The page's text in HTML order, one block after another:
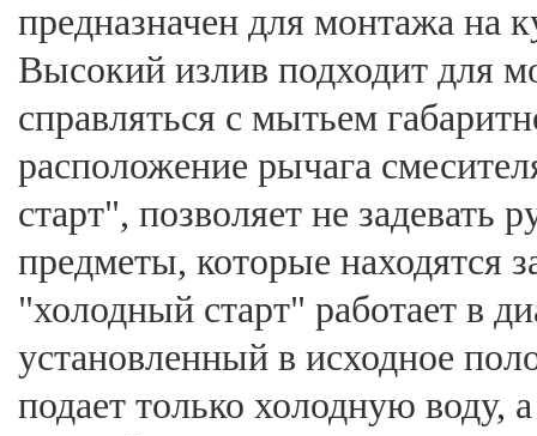
предназначен для монтажа на
Высокий излив подходит для
справляться с мытьем
расположение рычага
старт", позволяет не задевать
предметы, которые находятся
"холодный старт" работает в
установленный в исходное
подает только холодную